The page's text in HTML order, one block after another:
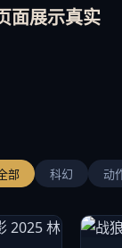
面展示真实
部 科幻 动